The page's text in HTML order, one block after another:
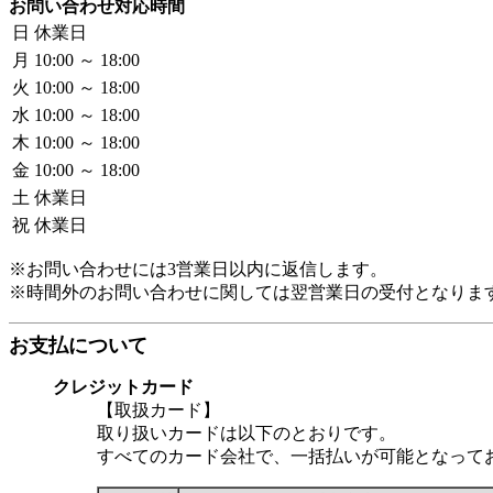
お問い合わせ対応時間
日 休業日
月 10:00 ～ 18:00
火 10:00 ～ 18:00
水 10:00 ～ 18:00
木 10:00 ～ 18:00
金 10:00 ～ 18:00
土 休業日
祝 休業日
※お問い合わせには3営業日以内に返信します。
※時間外のお問い合わせに関しては翌営業日の受付となりま
お支払について
クレジットカード
【取扱カード】
取り扱いカードは以下のとおりです。
すべてのカード会社で、一括払いが可能となって